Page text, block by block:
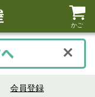
かご
会員登録